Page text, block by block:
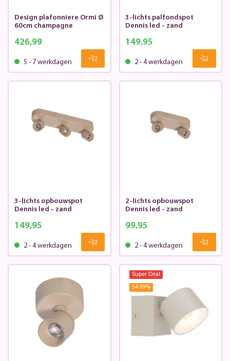
Design plafonniere Ormi Ø
60cm champagne
426,99
5 - 7 werkdagen
3-lichts palfondspot
Dennis led - zand
149,95
2 - 4 werkdagen
3-lichts opbouwspot
Dennis led - zand
149,95
2 - 4 werkdagen
2-lichts opbouwspot
Dennis led - zand
99,95
2 - 4 werkdagen
Super Deal
54.99%